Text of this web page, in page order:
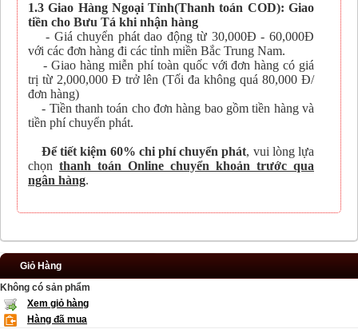
1.3 Giao Hàng Ngoại Tỉnh(Thanh toán COD): Giao
tiền cho Bưu Tá khi nhận hàng
- Giá chuyển phát dao động từ 30,000Đ - 60,000Đ
với các đơn hàng đi các tỉnh miền Bắc Trung Nam.
- Giao hàng miễn phí toàn quốc với đơn hàng có giá
trị từ 2,000,000 Đ trở lên (Tối đa không quá 80,000 Đ/
đơn hàng)
- Tiền thanh toán cho đơn hàng bao gồm tiền hàng và
tiền phí chuyển phát.
Để tiết kiệm 60% chi phí chuyển phát, vui lòng lựa
chọn thanh toán Online chuyển khoản trước qua
ngân hàng.
Giỏ Hàng
Không có sản phẩm
Xem giỏ hàng
Hàng đã mua